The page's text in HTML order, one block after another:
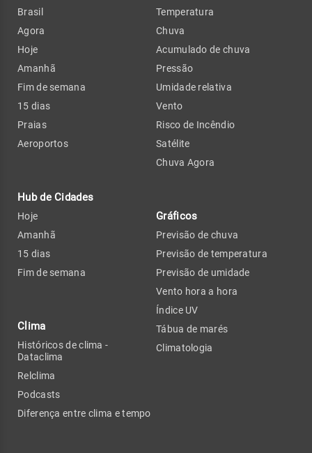
Brasil
Agora
Hoje
Amanhã
Fim de semana
15 dias
Praias
Aeroportos
Hub de Cidades
Hoje
Amanhã
15 dias
Fim de semana
Clima
Históricos de clima -
Dataclima
Relclima
Podcasts
Diferença entre clima e tempo
Temperatura
Chuva
Acumulado de chuva
Pressão
Umidade relativa
Vento
Risco de Incêndio
Satélite
Chuva Agora
Gráficos
Previsão de chuva
Previsão de temperatura
Previsão de umidade
Vento hora a hora
Índice UV
Tábua de marés
Climatologia